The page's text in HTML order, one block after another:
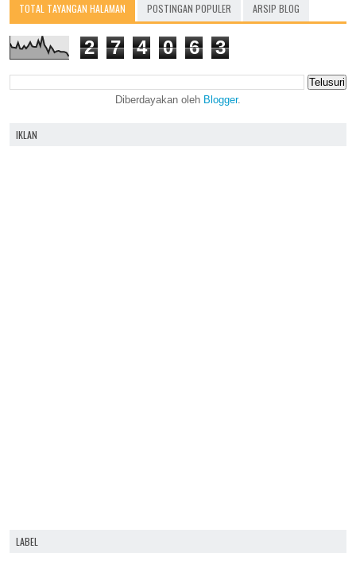
TOTAL TAYANGAN HALAMAN POSTINGAN POPULER ARSIP BLOG
2 7 4 0 6 3
Diberdayakan oleh Blogger.
IKLAN
LABEL